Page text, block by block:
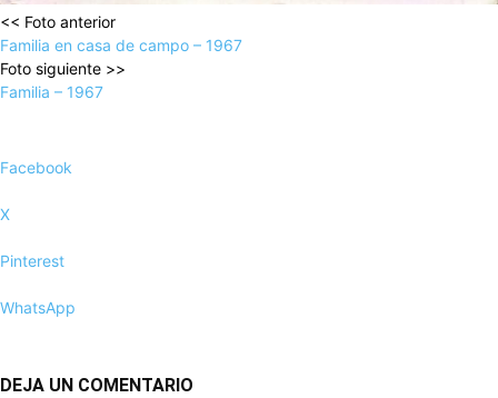
<< Foto anterior
Familia en casa de campo – 1967
Foto siguiente >>
Familia – 1967
Facebook
X
Pinterest
WhatsApp
DEJA UN COMENTARIO